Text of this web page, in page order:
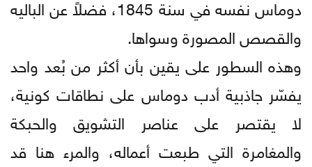
دوماس نفسه في سنة 1845، فضلاً عن الباليه
والقصص المصورة وسواها.
وهذه السطور على يقين بأن أكثر من بُعد واحد
يفسّر جاذبية أدب دوماس على نطاقات كونية،
لا يقتصر على عناصر التشويق والحبكة
والمغامرة التي طبعت أعماله، والمرء هنا قد